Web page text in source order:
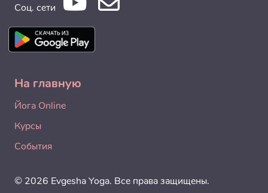
Соц. сети
На главную
Йога Online
Курсы
События
© 2026 Evgesha Yoga. Все права защищены.